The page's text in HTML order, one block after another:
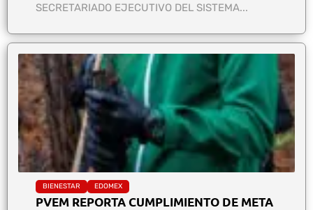
SECRETARIADO EJECUTIVO DEL SISTEMA...
BIENESTAR EDOMEX
PVEM REPORTA CUMPLIMIENTO DE META